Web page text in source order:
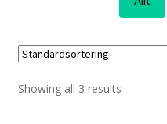
Showing all 3 results